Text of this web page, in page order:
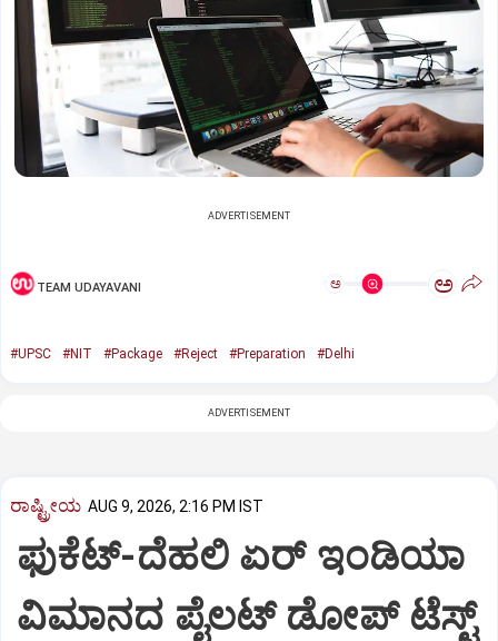
ADVERTISEMENT
TEAM UDAYAVANI ಅ ಅ
#UPSC #NIT #Package #Reject #Preparation #Delhi
ADVERTISEMENT
ರಾಷ್ಟ್ರೀಯ AUG 9, 2026, 2:16 PM IST
ಫುಕೆಟ್‌-ದೆಹಲಿ ಏರ್‌ ಇಂಡಿಯಾ
ವಿಮಾನದ ಪೈಲಟ್‌ ಡೋಪ್‌ ಟೆಸ್ಟ್‌